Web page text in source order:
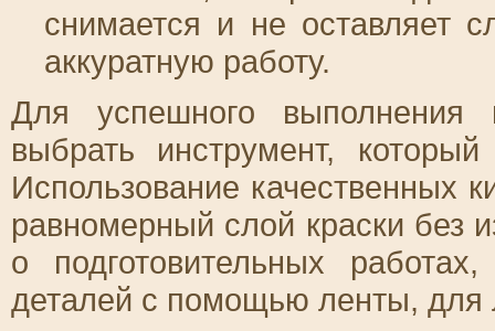
снимается и не оставляет
аккуратную работу.
Для успешного
выбрать инструмент, который
Использование качественных
равномерный слой краски без
о подготовительных
деталей с помощью ленты, для